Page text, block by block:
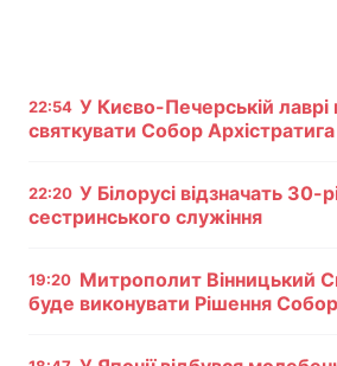
22:54 У Києво-Печерській лаврі
святкувати Собор
22:20 У Білорусі відзначать 30-
сестринського служіння
19:20 Митрополит Вінницький
буде виконувати Рішення